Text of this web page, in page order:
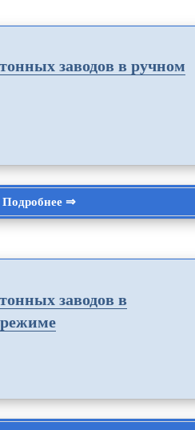
заводов в ручном
Подробнее ⇒
заводов в